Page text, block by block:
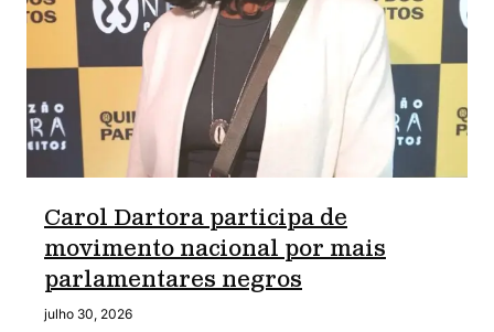
Carol Dartora participa de
movimento nacional por mais
parlamentares negros
julho 30, 2026